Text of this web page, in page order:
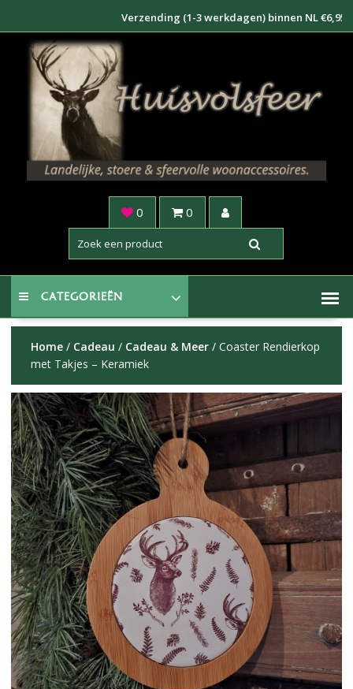
inhoud
Verzending (1-3 werkdagen) binnen NL €6,95 -
0 0
CATEGORIEËN
Home/ Cadeau / Cadeau & Meer/ Coaster Rendierkop
met Takjes – Keramiek